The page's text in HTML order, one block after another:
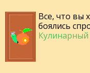
Все, что вы
боялись
Кулинарный